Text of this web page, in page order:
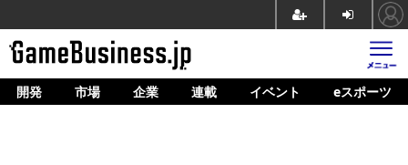
ホーム
開発 市場 企業 連載 イベント eスポーツ